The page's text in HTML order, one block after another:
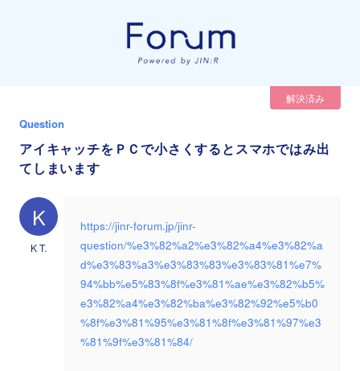
解決済み
Question
アイキャッチをＰＣで小さくするとスマホではみ出
てしまいます
K
K T.
https://jinr-forum.jp/jinr-
question/%e3%82%a2%e3%82%a4%e3%82%a
d%e3%83%a3%e3%83%83%e3%83%81%e7%
94%bb%e5%83%8f%e3%81%ae%e3%82%b5%
e3%82%a4%e3%82%ba%e3%82%92%e5%b0
%8f%e3%81%95%e3%81%8f%e3%81%97%e3
%81%9f%e3%81%84/